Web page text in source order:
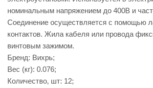
номинальным напряжением до 400В и
Соединение осуществляется с помощью
контактов. Жила кабеля или провода
винтовым зажимом.
Бренд: Вихрь;
Вес (кг): 0.076;
Количество, шт: 12;